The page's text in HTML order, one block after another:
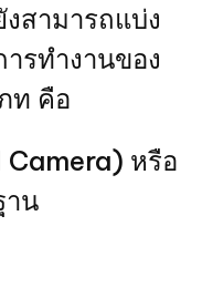
สามารถแบ่ง
รทำงานของ
ท คือ
Camera) หรือ
าน